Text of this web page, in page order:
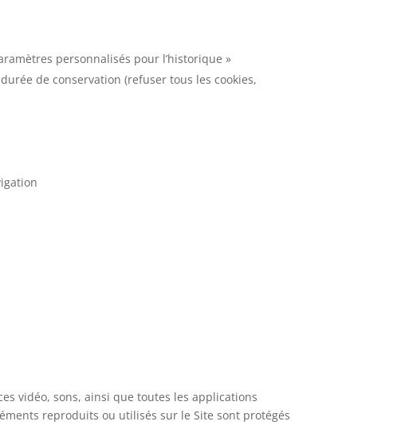
personnalisés pour l’historique »
de conservation (refuser tous les cookies,
vidéo, sons, ainsi que toutes les applications
reproduits ou utilisés sur le Site sont protégés